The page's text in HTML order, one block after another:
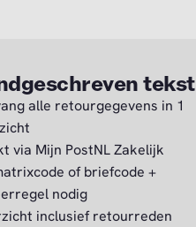
tekst
alle retourgegevens in 1
via Mijn PostNL Zakelijk
of briefcode +
nodig
inclusief retourreden